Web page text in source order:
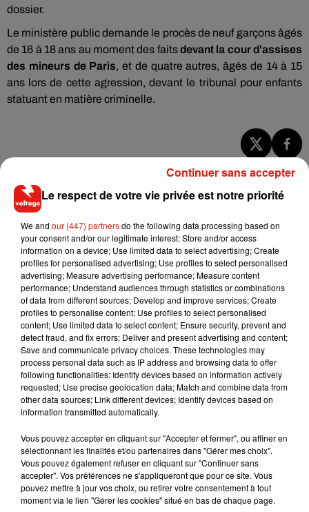
dossier.
Le ministère public demande le procès de neuf garçons âgés
de 16 à 18 ans au moment des faitsdevant la cour d'assises
des mineurs de Paris, et de quatre autres, âgés de 14 à 15
ans lors de cette agression, devant le tribunal pour enfants
statuant en matière criminelle.
7 août 2026
album après sa tournée mondiale
7 août 2026
Angèle et Amélie Lens dévoilent leur
collaboration tant attendue
Il y a 10 ans, DJ Snake changeait de
dimension avec son premier...
Fred again.. et Latin Mafia dévoilent enfin
leur mixtape créée en...
Le respect de votre vie privée est notre priorité
We and our (447) partnersdo the following data processing based on
your consent and/or our legitimate interest: Store and/or access
information on a device; Use limited data to select advertising; Create
profiles for personalised advertising; Use profiles to select personalised
advertising; Measure advertising performance; Measure content
performance; Understand audiences through statistics or combinations
of data from different sources; Develop and improve services; Create
profiles to personalise content; Use profiles to select personalised
content; Use limited data to select content; Ensure security, prevent and
detect fraud, and fix errors; Deliver and present advertising and content;
Save and communicate privacy choices. These technologies may
process personal data such as IP address and browsing data to offer
following functionalities: Identify devices based on information actively
requested; Use precise geolocation data; Match and combine data from
other data sources; Link different devices; Identify devices based on
information transmitted automatically.
Vous pouvez accepter en cliquant sur "Accepter et fermer", ou affiner en
sélectionnant les finalités et/ou partenaires dans "Gérer mes choix".
Vous pouvez également refuser en cliquant sur "Continuer sans
accepter". Vos préférences ne s'appliqueront que pour ce site. Vous
pouvez mettre à jour vos choix, ou retirer votre consentement à tout
moment via le lien "Gérer les cookies" situé en bas de chaque page.
Continuer sans accepter